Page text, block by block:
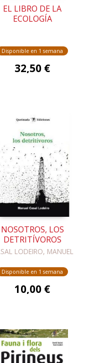
EL LIBRO DE LA
ECOLOGÍA
Disponible en 1 semana
32,50 €
NOSOTROS, LOS
DETRITÍVOROS
LODEIRO, MANUEL
Disponible en 1 semana
10,00 €